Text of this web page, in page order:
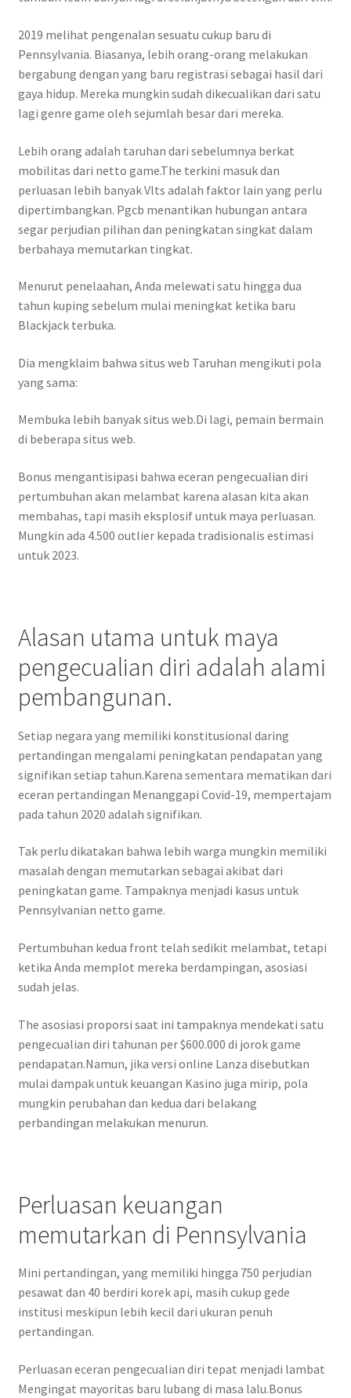
2019 melihat pengenalan sesuatu cukup baru di
Pennsylvania. Biasanya, lebih orang-orang melakukan
bergabung dengan yang baru registrasi sebagai hasil dari
gaya hidup. Mereka mungkin sudah dikecualikan dari satu
lagi genre game oleh sejumlah besar dari mereka.
Lebih orang adalah taruhan dari sebelumnya berkat
mobilitas dari netto game.The terkini masuk dan
perluasan lebih banyak Vlts adalah faktor lain yang perlu
dipertimbangkan. Pgcb menantikan hubungan antara
segar perjudian pilihan dan peningkatan singkat dalam
berbahaya memutarkan tingkat.
Menurut penelaahan, Anda melewati satu hingga dua
tahun kuping sebelum mulai meningkat ketika baru
Blackjack terbuka.
Dia mengklaim bahwa situs web Taruhan mengikuti pola
yang sama:
Membuka lebih banyak situs web.Di lagi, pemain bermain
di beberapa situs web.
Bonus mengantisipasi bahwa eceran pengecualian diri
pertumbuhan akan melambat karena alasan kita akan
membahas, tapi masih eksplosif untuk maya perluasan.
Mungkin ada 4.500 outlier kepada tradisionalis estimasi
untuk 2023.
Alasan utama untuk maya
pengecualian diri adalah alami
pembangunan.
Setiap negara yang memiliki konstitusional daring
pertandingan mengalami peningkatan pendapatan yang
signifikan setiap tahun.Karena sementara mematikan dari
eceran pertandingan Menanggapi Covid-19, mempertajam
pada tahun 2020 adalah signifikan.
Tak perlu dikatakan bahwa lebih warga mungkin memiliki
masalah dengan memutarkan sebagai akibat dari
peningkatan game. Tampaknya menjadi kasus untuk
Pennsylvanian netto game.
Pertumbuhan kedua front telah sedikit melambat, tetapi
ketika Anda memplot mereka berdampingan, asosiasi
sudah jelas.
The asosiasi proporsi saat ini tampaknya mendekati satu
pengecualian diri tahunan per $600.000 di jorok game
pendapatan.Namun, jika versi online Lanza disebutkan
mulai dampak untuk keuangan Kasino juga mirip, pola
mungkin perubahan dan kedua dari belakang
perbandingan melakukan menurun.
Perluasan keuangan
memutarkan di Pennsylvania
Mini pertandingan, yang memiliki hingga 750 perjudian
pesawat dan 40 berdiri korek api, masih cukup gede
institusi meskipun lebih kecil dari ukuran penuh
pertandingan.
Perluasan eceran pengecualian diri tepat menjadi lambat
Mengingat mayoritas baru lubang di masa lalu.Bonus